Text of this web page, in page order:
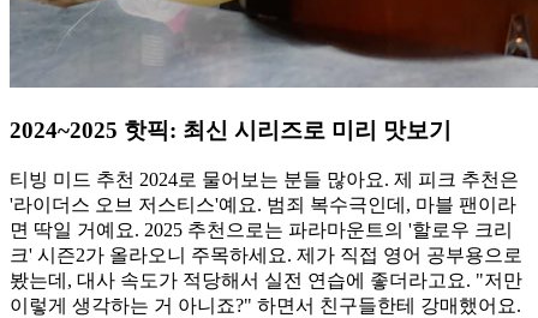
2024~2025 핫픽: 최신 시리즈로 미리 맛보기
티빙 미드 추천 2024로 물어보는 분들 많아요. 제 피크 추천은
'라이더스 오브 저스티스'예요. 범죄 복수극인데, 마블 팬이라
면 딱일 거예요. 2025 추천으로는 파라마운트의 '할로우 크리
크' 시즌2가 올라오니 주목하세요. 제가 직접 영어 공부용으로
봤는데, 대사 속도가 적당해서 실전 연습에 좋더라고요. "저만
이렇게 생각하는 거 아니죠?" 하면서 친구들한테 강매했어요.